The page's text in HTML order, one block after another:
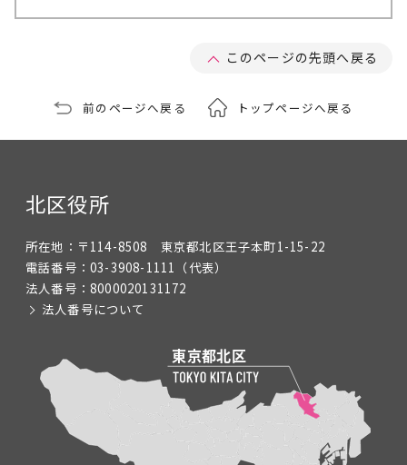
このページの先頭へ戻る
前のページへ戻る トップページへ戻る
北区役所
所在地： 〒114-8508 東京都北区王子本町1-15-22
電話番号： 03-3908-1111 （代表）
法人番号： 8000020131172
法人番号について